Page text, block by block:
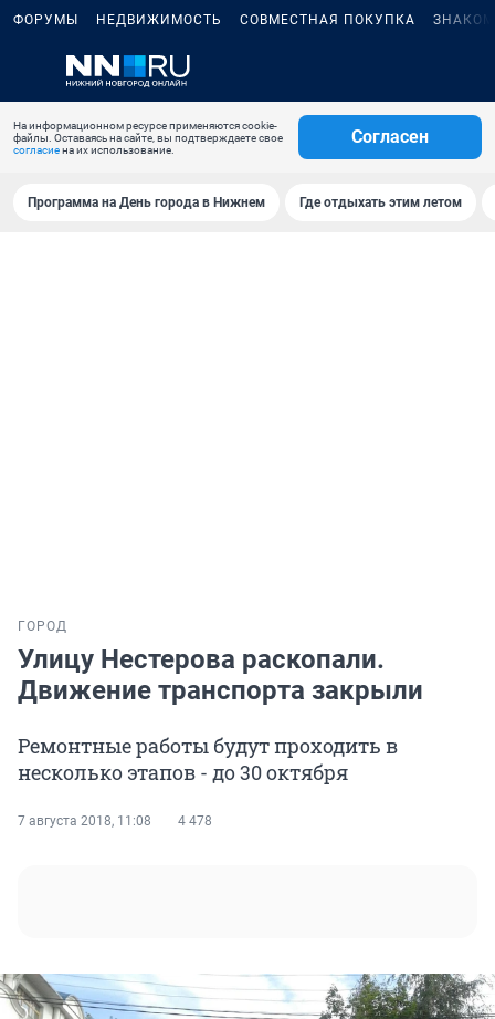
ФОРУМЫ НЕДВИЖИМОСТЬ СОВМЕСТНАЯ ПОКУПКА
На информационном ресурсе применяются cookie-
файлы. Оставаясь на сайте, вы подтверждаете свое
согласиена их использование.
Согласен
Программа на День города в Нижнем Где отдыхать этим летом
ГОРОД
Улицу Нестерова раскопали.
Движение транспорта закрыли
Ремонтные работы будут проходить в
несколько этапов - до 30 октября
7 августа 2018, 11:08 4 478